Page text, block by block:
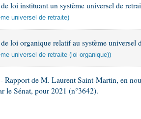
loi instituant un système universel de
universel de retraite)
loi organique relatif au système universel
universel de retraite (loi organique))
Rapport de M. Laurent Saint-Martin, en
le Sénat, pour 2021 (n°3642).